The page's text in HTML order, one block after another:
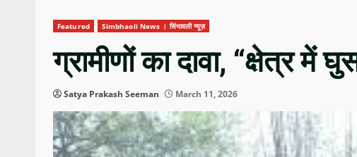
Featured Simbhaoli News । सिंभावली न्यूज़
ग्रामीणों का दावा, “क्षेत्र
Satya Prakash Seeman March 11, 2026